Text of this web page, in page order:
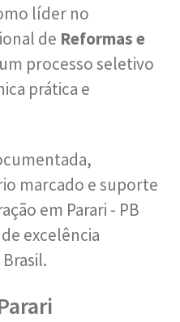
líder no
de Reformas e
processo seletivo
prática e
marcado e suporte
em Parari - PB
excelência